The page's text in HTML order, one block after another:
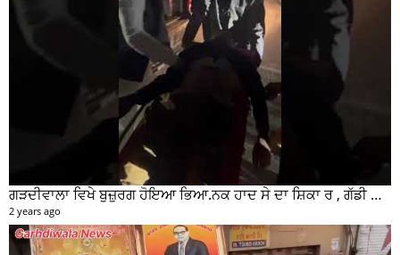
ਗੜਦੀਵਾਲਾ ਵਿਖੇ ਬੁਜ਼ੁਰਗ ਹੋਇਆ ਭਿਆ.ਨਕ ਹਾਦ ਸੇ ਦਾ ਸ਼ਿਕਾ ਰ , ਗੱਡੀ ਸਵਾਰ ਮੌਕੇ ਤੋ ਫਰਾਰ
2 years ago